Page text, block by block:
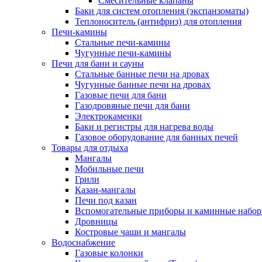
Баки для систем отопления (экспанзоматы)
Теплоноситель (антифриз) для отопления
Печи-камины
Стальные печи-камины
Чугунные печи-камины
Печи для бани и сауны
Стальные банные печи на дровах
Чугунные банные печи на дровах
Газовые печи для бани
Газодровяные печи для бани
Электрокаменки
Баки и регистры для нагрева воды
Газовое оборудование для банных печей
Товары для отдыха
Мангалы
Мобильные печи
Грили
Казан-мангалы
Печи под казан
Вспомогательные приборы и каминные
Дровницы
Костровые чаши и мангалы
Водоснабжение
Газовые колонки